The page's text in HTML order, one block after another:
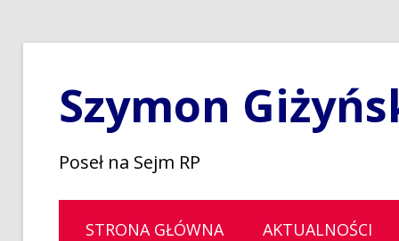
Szymon
Poseł na Sejm RP
STRONA GŁÓWNA AKTUALNOŚCI